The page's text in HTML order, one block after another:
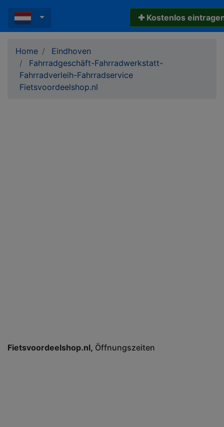
✚ Kostenlos
Home
Eindhoven
Fahrradgeschäft-Fahrradwerkstatt-
Fahrradverleih-Fahrradservice
Fietsvoordeelshop.nl
Fietsvoordeelshop.nl Öffnungszeiten